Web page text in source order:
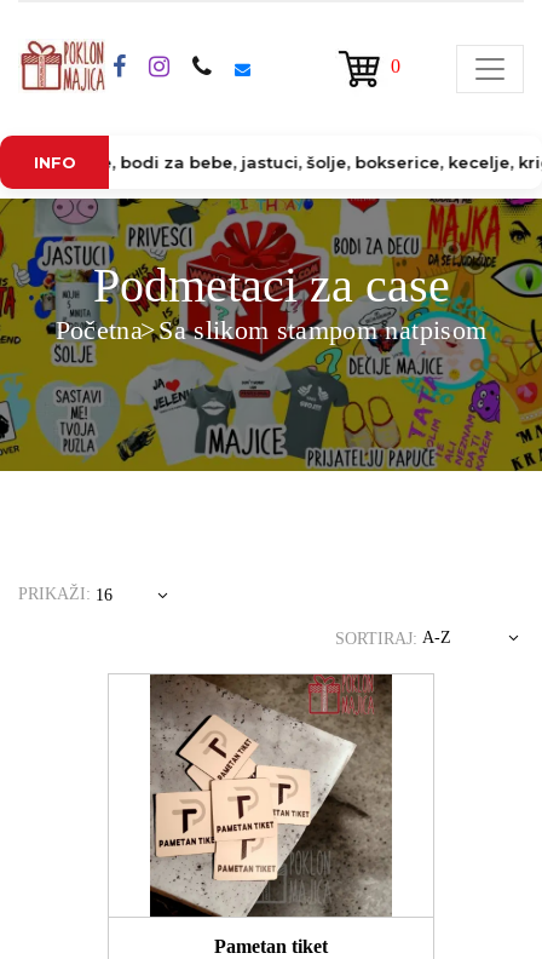
0
INFO
Majice, bodi za bebe, jastuci, šolje, bokserice, kecelje,
Podmetaci za case
Početna Sa slikom stampom natpisom
PRIKAŽI: 16
SORTIRAJ: A-Z
POGLEDAJ
Pametan tiket